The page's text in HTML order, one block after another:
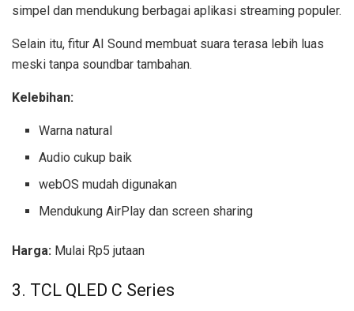
simpel dan mendukung berbagai aplikasi streaming populer.
Selain itu, fitur AI Sound membuat suara terasa lebih luas
meski tanpa soundbar tambahan.
Kelebihan:
Warna natural
Audio cukup baik
webOS mudah digunakan
Mendukung AirPlay dan screen sharing
Harga: Mulai Rp5 jutaan
3. TCL QLED C Series